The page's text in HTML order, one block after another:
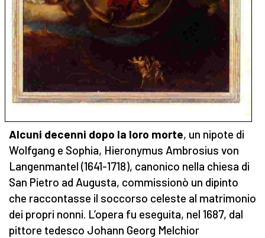
Alcuni decenni dopo la loro morte, un nipote di
Wolfgang e Sophia, Hieronymus Ambrosius von
Langenmantel (1641-1718), canonico nella chiesa di
San Pietro ad Augusta, commissionò un dipinto
che raccontasse il soccorso celeste al matrimonio
dei propri nonni. L’opera fu eseguita, nel 1687, dal
pittore tedesco Johann Georg Melchior